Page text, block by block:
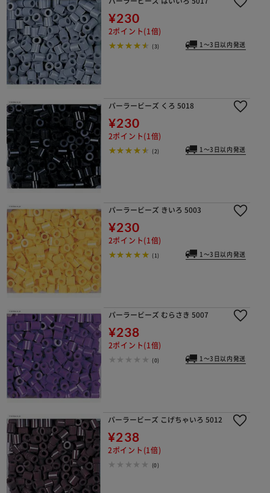
¥230
2ポイント(1倍)
(3) 1～3日以内発送
パーラービーズ くろ 5018
¥230
2ポイント(1倍)
(2) 1～3日以内発送
パーラービーズ きいろ 5003
¥230
2ポイント(1倍)
(1) 1～3日以内発送
パーラービーズ むらさき 5007
¥238
2ポイント(1倍)
(0) 1～3日以内発送
パーラービーズ こげちゃいろ 5012
¥238
2ポイント(1倍)
(0)